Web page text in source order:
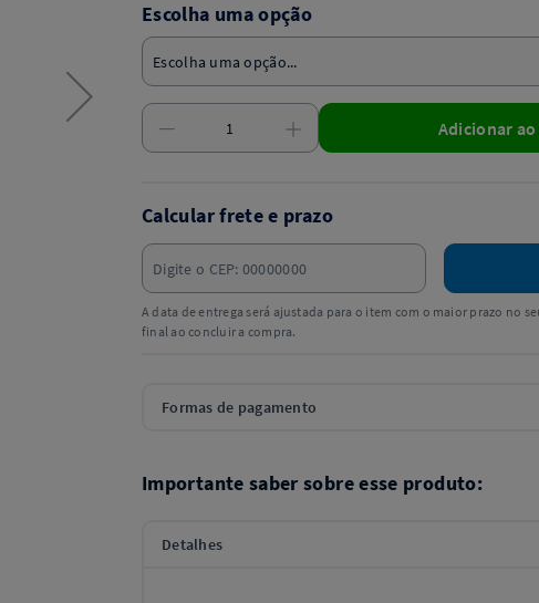
Escolha uma opção
Adicionar
Calcular frete e prazo
A data de entrega será ajustada para o item com o maior prazo no
final ao concluir a compra.
Formas de pagamento
Importante saber sobre esse produto:
Detalhes